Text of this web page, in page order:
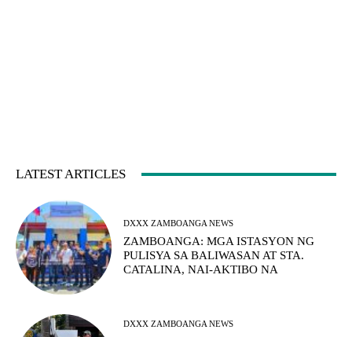
LATEST ARTICLES
DXXX ZAMBOANGA NEWS
ZAMBOANGA: MGA ISTASYON NG
PULISYA SA BALIWASAN AT STA.
CATALINA, NAI-AKTIBO NA
DXXX ZAMBOANGA NEWS